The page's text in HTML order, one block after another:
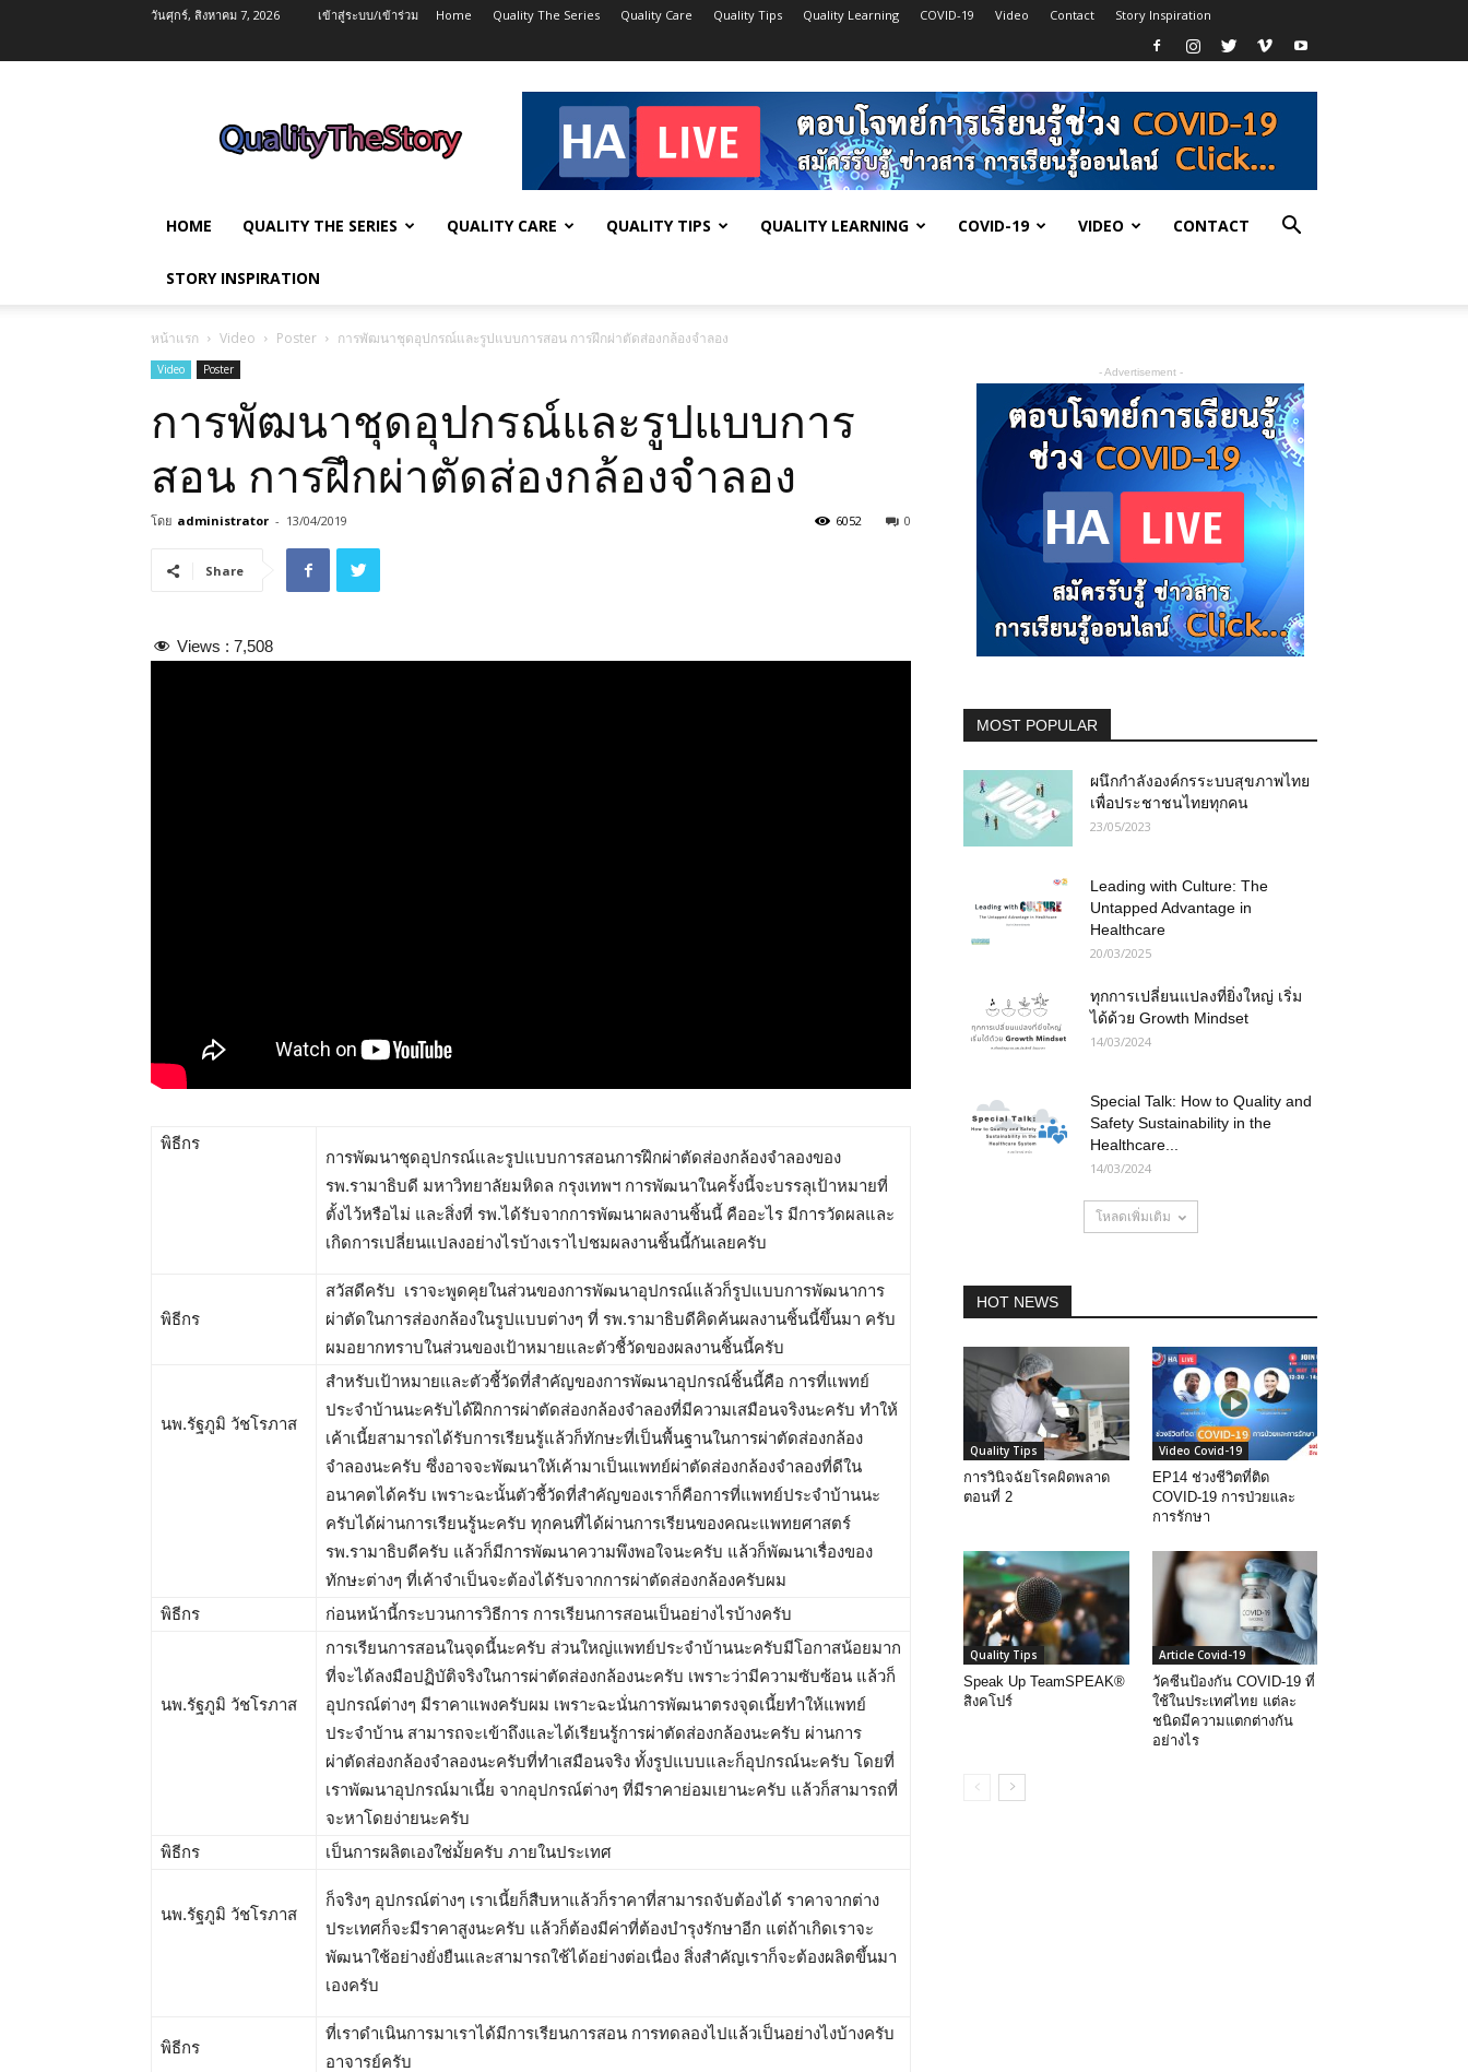
วันศุกร์, สิงหาคม 7, 2026 เข้าสู่ระบบ/เข้าร่วม Home Quality The Series Quality Care Quality Tips Quality Learning COVID-19 Video Contact Story Inspiration
HOME QUALITY THE SERIES QUALITY CARE QUALITY TIPS QUALITY LEARNING COVID-19 VIDEO CONTACT
STORY INSPIRATION
หน้าแรก Video Poster การพัฒนาชุดอุปกรณ์และรูปแบบการสอน การฝึกผ่าตัดส่องกล้องจำลอง
Video Poster
การพัฒนาชุดอุปกรณ์และรูปแบบการ
สอน การฝึกผ่าตัดส่องกล้องจำลอง
โดย administrator - 13/04/2019 0
6052
Share
Views : 7,508
พิธีกร
การพัฒนาชุดอุปกรณ์และรูปแบบการสอนการฝึกผ่าตัดส่องกล้องจำลองของ
รพ.รามาธิบดี มหาวิทยาลัยมหิดล กรุงเทพฯ การพัฒนาในครั้งนี้จะบรรลุเป้าหมายที่
ตั้งไว้หรือไม่ และสิ่งที่ รพ.ได้รับจากการพัฒนาผลงานชิ้นนี้ คืออะไร มีการวัดผลและ
เกิดการเปลี่ยนแปลงอย่างไรบ้างเราไปชมผลงานชิ้นนี้กันเลยครับ
พิธีกร
สวัสดีครับ เราจะพูดคุยในส่วนของการพัฒนาอุปกรณ์แล้วก็รูปแบบการพัฒนาการ
ผ่าตัดในการส่องกล้องในรูปแบบต่างๆ ที่ รพ.รามาธิบดีคิดค้นผลงานชิ้นนี้ขึ้นมา ครับ
ผมอยากทราบในส่วนของเป้าหมายและตัวชี้วัดของผลงานชิ้นนี้ครับ
นพ.รัฐภูมิ วัชโรภาส
สำหรับเป้าหมายและตัวชี้วัดที่สำคัญของการพัฒนาอุปกรณ์ชิ้นนี้คือ การที่แพทย์
ประจำบ้านนะครับได้ฝึกการผ่าตัดส่องกล้องจำลองที่มีความเสมือนจริงนะครับ ทำให้
เค้าเนี้ยสามารถได้รับการเรียนรู้แล้วก็ทักษะที่เป็นพื้นฐานในการผ่าตัดส่องกล้อง
จำลองนะครับ ซึ่งอาจจะพัฒนาให้เค้ามาเป็นแพทย์ผ่าตัดส่องกล้องจำลองที่ดีใน
อนาคตได้ครับ เพราะฉะนั้นตัวชี้วัดที่สำคัญของเราก็คือการที่แพทย์ประจำบ้านนะ
ครับได้ผ่านการเรียนรู้นะครับ ทุกคนที่ได้ผ่านการเรียนของคณะแพทยศาสตร์
รพ.รามาธิบดีครับ แล้วก็มีการพัฒนาความพึงพอใจนะครับ แล้วก็พัฒนาเรื่องของ
ทักษะต่างๆ ที่เค้าจำเป็นจะต้องได้รับจากการผ่าตัดส่องกล้องครับผม
พิธีกร
ก่อนหน้านี้กระบวนการวิธีการ การเรียนการสอนเป็นอย่างไรบ้างครับ
นพ.รัฐภูมิ วัชโรภาส
การเรียนการสอนในจุดนี้นะครับ ส่วนใหญ่แพทย์ประจำบ้านนะครับมีโอกาสน้อยมาก
ที่จะได้ลงมือปฏิบัติจริงในการผ่าตัดส่องกล้องนะครับ เพราะว่ามีความซับซ้อน แล้วก็
อุปกรณ์ต่างๆ มีราคาแพงครับผม เพราะฉะนั่นการพัฒนาตรงจุดเนี้ยทำให้แพทย์
ประจำบ้าน สามารถจะเข้าถึงและได้เรียนรู้การผ่าตัดส่องกล้องนะครับ ผ่านการ
ผ่าตัดส่องกล้องจำลองนะครับที่ทำเสมือนจริง ทั้งรูปแบบและก็อุปกรณ์นะครับ โดยที่
เราพัฒนาอุปกรณ์มาเนี้ย จากอุปกรณ์ต่างๆ ที่มีราคาย่อมเยานะครับ แล้วก็สามารถที่
จะหาโดยง่ายนะครับ
พิธีกร
เป็นการผลิตเองใช่มั้ยครับ ภายในประเทศ
นพ.รัฐภูมิ วัชโรภาส
ก็จริงๆ อุปกรณ์ต่างๆ เราเนี้ยก็สืบหาแล้วก็ราคาที่สามารถจับต้องได้ ราคาจากต่าง
ประเทศก็จะมีราคาสูงนะครับ แล้วก็ต้องมีค่าที่ต้องบำรุงรักษาอีก แต่ถ้าเกิดเราจะ
พัฒนาใช้อย่างยั่งยืนและสามารถใช้ได้อย่างต่อเนื่อง สิ่งสำคัญเราก็จะต้องผลิตขึ้นมา
เองครับ
พิธีกร
ที่เราดำเนินการมาเราได้มีการเรียนการสอน การทดลองไปแล้วเป็นอย่างไงบ้างครับ
อาจารย์ครับ
- Advertisement -
MOST POPULAR
ผนึกกำลังองค์กรระบบสุขภาพไทย
เพื่อประชาชนไทยทุกคน
23/05/2023
Leading with Culture: The
Untapped Advantage in
Healthcare
20/03/2025
ทุกการเปลี่ยนแปลงที่ยิ่งใหญ่ เริ่ม
ได้ด้วย Growth Mindset
14/03/2024
Special Talk: How to Quality and
Safety Sustainability in the
Healthcare...
14/03/2024
โหลดเพิ่มเติม
HOT NEWS
Quality Tips
การวินิจฉัยโรคผิดพลาด
ตอนที่ 2
Video Covid-19
EP14 ช่วงชีวิตที่ติด
COVID-19 การป่วยและ
การรักษา
Quality Tips
Speak Up TeamSPEAK®
สิงคโปร์
Article Covid-19
วัคซีนป้องกัน COVID-19 ที่
ใช้ในประเทศไทย แต่ละ
ชนิดมีความแตกต่างกัน
อย่างไร